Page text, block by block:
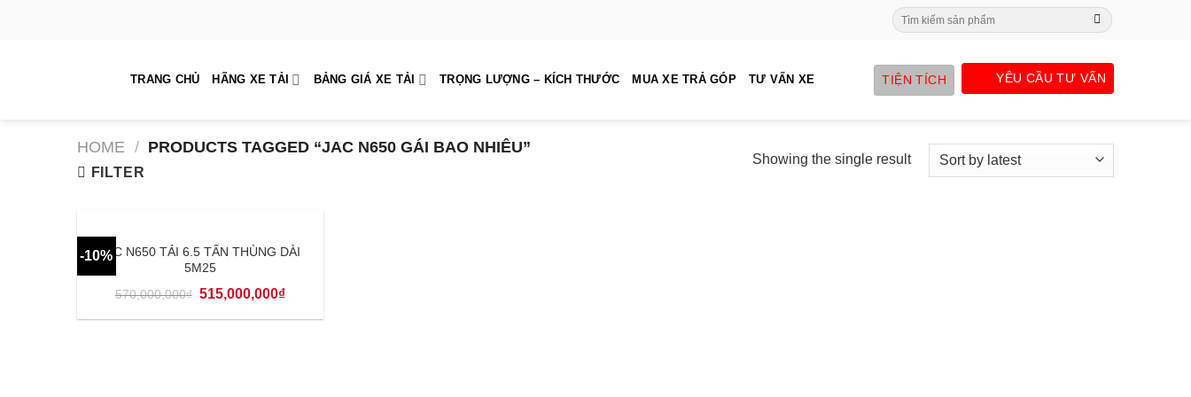
Search
for:
TRANG CHỦ HÃNG XE TẢI BẢNG GIÁ XE TẢI TRỌNG LƯỢNG – KÍCH THƯỚC MUA XE TRẢ GÓP TƯ VẤN XE TIỆN TÍCH YÊU CẦU TƯ VẤN
HOME / PRODUCTS TAGGED “JAC N650 GÁI BAO NHIÊU”
FILTER
Showing the single result
-10%JAC N650 TẢI 6.5 TẤN THÙNG DÀI
5M25
570,000,000₫ 515,000,000₫